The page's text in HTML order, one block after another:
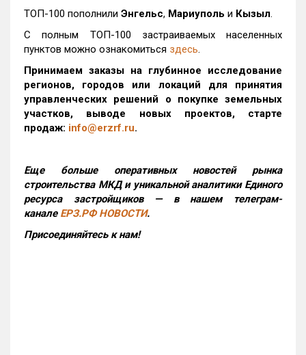
ТОП-100 пополнили Энгельс, Мариуполь и Кызыл.
С полным ТОП-100 застраиваемых населенных
пунктов можно ознакомиться здесь.
Принимаем заказы на глубинное исследование
регионов, городов или локаций для принятия
управленческих решений о покупке земельных
участков, выводе новых проектов, старте
продаж: info@erzrf.ru.
Еще больше оперативных новостей рынка
строительства МКД и уникальной аналитики Единого
ресурса застройщиков — в нашем телеграм-
канале ЕРЗ.РФ НОВОСТИ.
Присоединяйтесь к нам!